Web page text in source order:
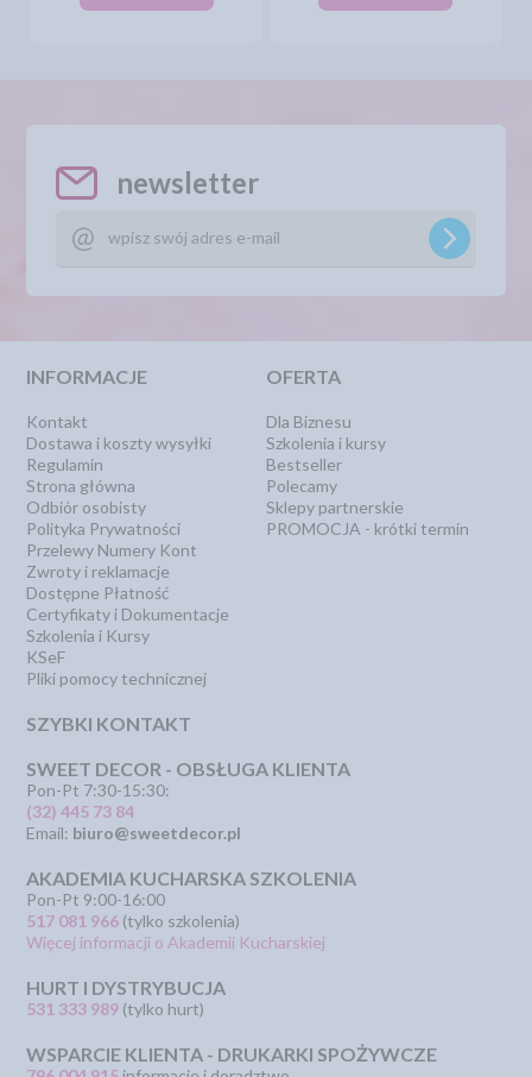
newsletter
INFORMACJE
Kontakt
Dostawa i koszty wysyłki
Regulamin
Strona główna
Odbiór osobisty
Polityka Prywatności
Przelewy Numery Kont
Zwroty i reklamacje
Dostępne Płatność
Certyfikaty i Dokumentacje
Szkolenia i Kursy
KSeF
Pliki pomocy technicznej
OFERTA
Dla Biznesu
Szkolenia i kursy
Bestseller
Polecamy
Sklepy partnerskie
PROMOCJA - krótki termin
SZYBKI KONTAKT
SWEET DECOR - OBSŁUGA KLIENTA
Pon-Pt 7:30-15:30:
(32) 445 73 84
Email: biuro@sweetdecor.pl
AKADEMIA KUCHARSKA SZKOLENIA
Pon-Pt 9:00-16:00
517 081 966 (tylko szkolenia)
Więcej informacji o Akademii Kucharskiej
HURT I DYSTRYBUCJA
531 333 989 (tylko hurt)
WSPARCIE KLIENTA - DRUKARKI SPOŻYWCZE